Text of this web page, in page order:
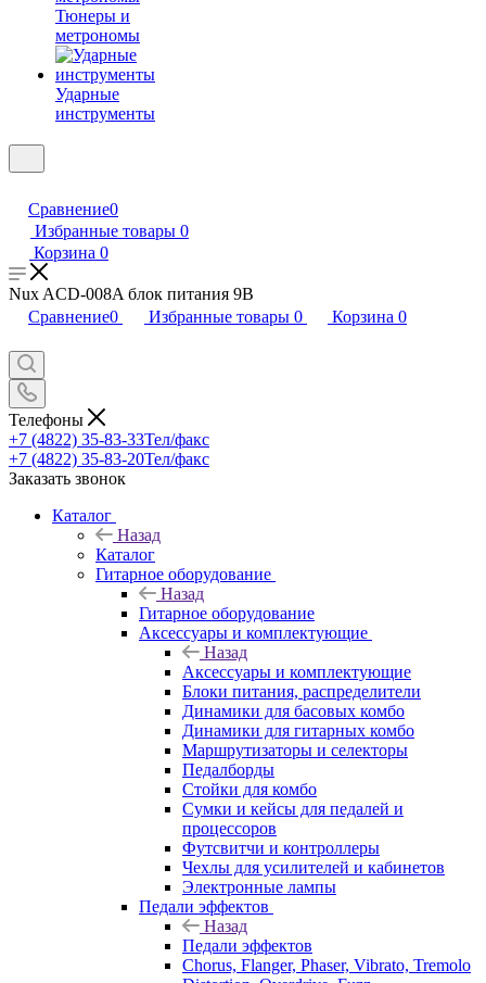
Тюнеры и
метрономы
Ударные
инструменты
Сравнение0
Избранные товары 0
Корзина 0
Nux ACD-008A блок питания 9В
Сравнение0 Избранные товары 0 Корзина 0
Телефоны
+7 (4822) 35-83-33Тел/факс
+7 (4822) 35-83-20Тел/факс
Заказать звонок
Каталог
Назад
Каталог
Гитарное оборудование
Назад
Гитарное оборудование
Аксессуары и комплектующие
Назад
Аксессуары и комплектующие
Блоки питания, распределители
Динамики для басовых комбо
Динамики для гитарных комбо
Маршрутизаторы и селекторы
Педалборды
Стойки для комбо
Сумки и кейсы для педалей и
процессоров
Футсвитчи и контроллеры
Чехлы для усилителей и кабинетов
Электронные лампы
Педали эффектов
Назад
Педали эффектов
Chorus, Flanger, Phaser, Vibrato, Tremolo